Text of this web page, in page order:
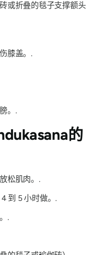
或折叠的毯子支撑额头
膝盖。.
。.
的
松肌肉。.
到 5 小时做。.
.